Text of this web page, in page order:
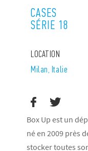
CASES
SÉRIE 18
LOCATION
Milan, Italie
Box Up est un
né en 2009 près
stocker toutes